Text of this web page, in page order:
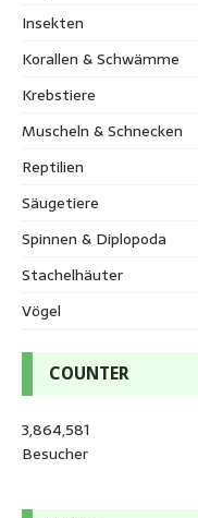
Insekten
Korallen & Schwämme
Krebstiere
Muscheln & Schnecken
Reptilien
Säugetiere
Spinnen & Diplopoda
Stachelhäuter
Vögel
COUNTER
3,864,581
Besucher